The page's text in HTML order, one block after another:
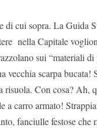
di cui sopra. La Guida
nella Capitale
sui “materiali
vecchia scarpa
risuola. Con cosa?
a carro armato!
fanciulle festose